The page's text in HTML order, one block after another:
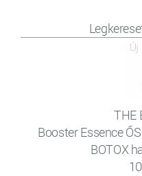
THE
Booster Essence
BOTOX